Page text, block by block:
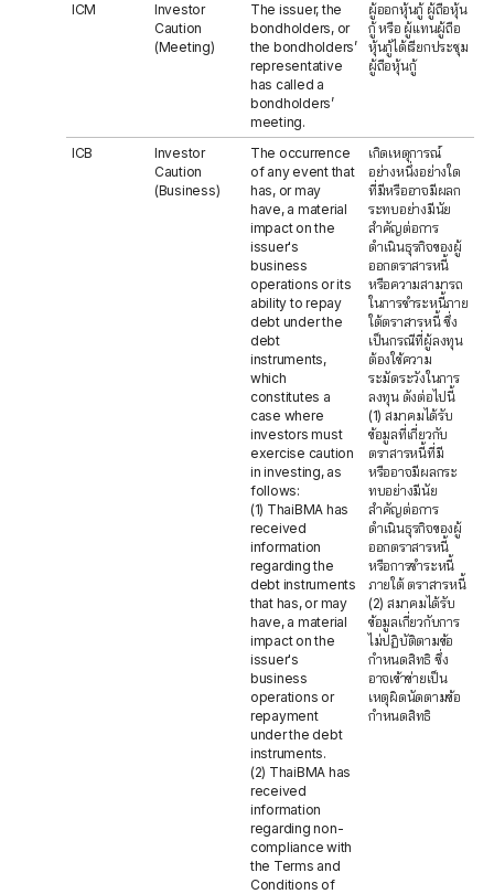
ICM
Investor
Caution
(Meeting)
The issuer, the
bondholders, or
the bondholders’
representative
has called a
bondholders’
meeting.
ผู้ออกหุ้นกู้ ผู้ถือหุ้น
กู้ หรือ ผู้แทนผู้ถือ
หุ้นกู้ได้เรียกประชุม
ผู้ถือหุ้นกู้
ICB
Investor
Caution
(Business)
The occurrence
of any event that
has, or may
have, a material
impact on the
issuer's
business
operations or its
ability to repay
debt under the
debt
instruments,
which
constitutes a
case where
investors must
exercise caution
in investing, as
follows:
(1) ThaiBMA has
received
information
regarding the
debt instruments
that has, or may
have, a material
impact on the
issuer's
business
operations or
repayment
under the debt
instruments.
(2) ThaiBMA has
received
information
regarding non-
compliance with
the Terms and
Conditions of
เกิดเหตุการณ์
อย่างหนึ่งอย่างใด
ที่มีหรืออาจมีผลก
ระทบอย่างมีนัย
สำคัญต่อการ
ดำเนินธุรกิจของผู้
ออกตราสารหนี้
หรือความสามารถ
ในการชำระหนี้ภาย
ใต้ตราสารหนี้ ซึ่ง
เป็นกรณีที่ผู้ลงทุน
ต้องใช้ความ
ระมัดระวังในการ
ลงทุน ดังต่อไปนี้
(1) สมาคมได้รับ
ข้อมูลที่เกี่ยวกับ
ตราสารหนี้ที่มี
หรืออาจมีผลกระ
ทบอย่างมีนัย
สำคัญต่อการ
ดำเนินธุรกิจของผู้
ออกตราสารหนี้
หรือการชำระหนี้
ภายใต้ ตราสารหนี้
(2) สมาคมได้รับ
ข้อมูลเกี่ยวกับการ
ไม่ปฏิบัติตามข้อ
กำหนดสิทธิ ซึ่ง
อาจเข้าข่ายเป็น
เหตุผิดนัดตามข้อ
กำหนดสิทธิ